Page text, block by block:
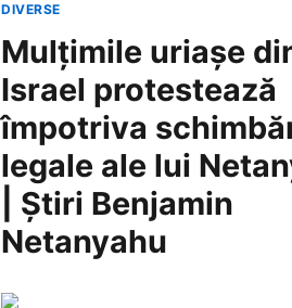
DIVERSE
Mulțimile uriașe
Israel protestează
împotriva
legale ale lui
| Știri Benjamin
Netanyahu